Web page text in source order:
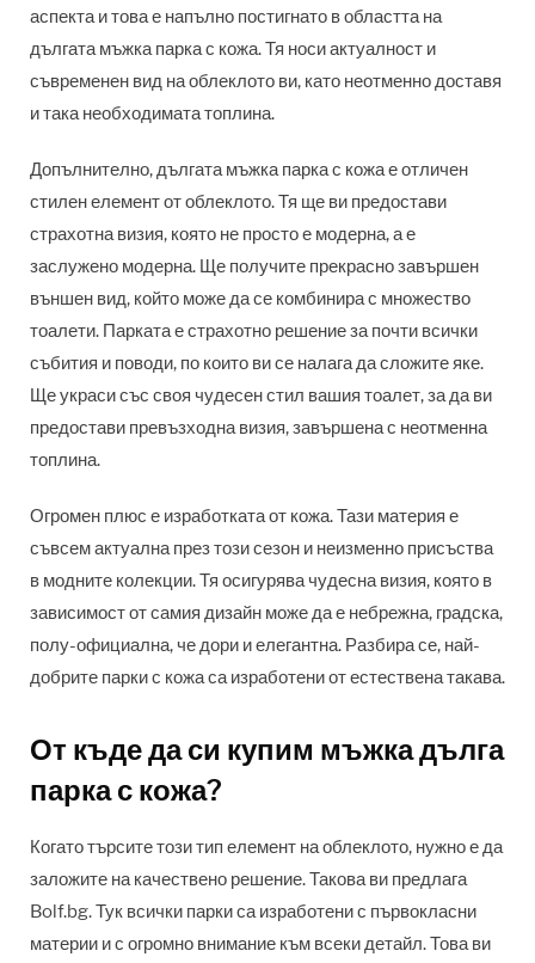
аспекта и това е напълно постигнато в областта на
дългата мъжка парка с кожа. Тя носи актуалност и
съвременен вид на облеклото ви, като неотменно доставя
и така необходимата топлина.
Допълнително, дългата мъжка парка с кожа е отличен
стилен елемент от облеклото. Тя ще ви предостави
страхотна визия, която не просто е модерна, а е
заслужено модерна. Ще получите прекрасно завършен
външен вид, който може да се комбинира с множество
тоалети. Парката е страхотно решение за почти всички
събития и поводи, по които ви се налага да сложите яке.
Ще украси със своя чудесен стил вашия тоалет, за да ви
предостави превъзходна визия, завършена с неотменна
топлина.
Огромен плюс е изработката от кожа. Тази материя е
съвсем актуална през този сезон и неизменно присъства
в модните колекции. Тя осигурява чудесна визия, която в
зависимост от самия дизайн може да е небрежна, градска,
полу-официална, че дори и елегантна. Разбира се, най-
добрите парки с кожа са изработени от естествена такава.
От къде да си купим мъжка дълга
парка с кожа?
Когато търсите този тип елемент на облеклото, нужно е да
заложите на качествено решение. Такова ви предлага
Bolf.bg. Тук всички парки са изработени с първокласни
материи и с огромно внимание към всеки детайл. Това ви